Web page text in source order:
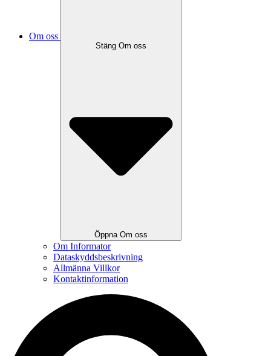
Om oss
Stäng Om oss
Öppna Om oss
Om Informator
Dataskyddsbeskrivning
Allmänna Villkor
Kontaktinformation